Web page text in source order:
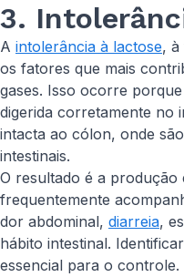
3.
A intolerância à lactose, à
os fatores que mais
gases. Isso ocorre
digerida corretamente no
intacta ao cólon, onde
intestinais.
O resultado é a produção
frequentemente
dor abdominal, diarreia,
hábito intestinal.
essencial para o controle.